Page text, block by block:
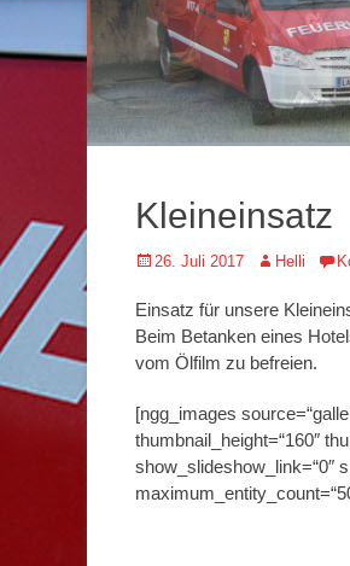
Kleineinsatz
Veröffentlicht
26. Juli 2017 AutorHelli
Einsatz für unsere
Beim Betanken eines
vom Ölfilm zu befreien.
[ngg_images
thumbnail_height=“160″
show_slideshow_link=“0″